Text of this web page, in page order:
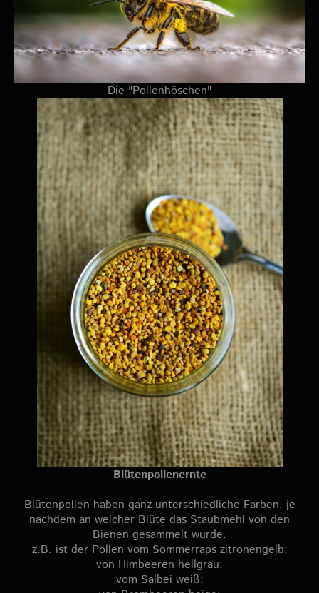
Die "Pollenhöschen"
Blütenpollenernte
Blütenpollen haben ganz unterschiedliche Farben, je
nachdem an welcher Blüte das Staubmehl von den
Bienen gesammelt wurde.
z.B. ist der Pollen vom Sommerraps zitronengelb;
von Himbeeren hellgrau;
vom Salbei weiß;